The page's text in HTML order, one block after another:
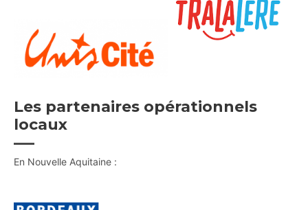
Les partenaires opérationnels
locaux
En Nouvelle Aquitaine :